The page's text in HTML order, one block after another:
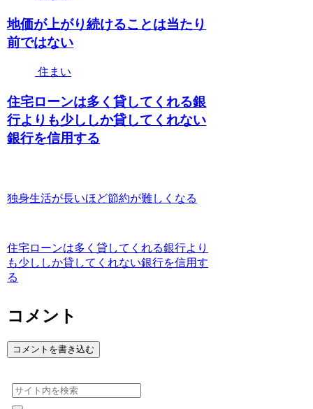
地価が上がり続けることは当たり
前ではない
住まい
住宅ローンは多く貸してくれる銀
行よりも少ししか貸してくれない
銀行を信用する
独身生活が長いほど節約が難しくなる
住宅ローンは多く貸してくれる銀行より
も少ししか貸してくれない銀行を信用す
る
コメント
コメントを書き込む